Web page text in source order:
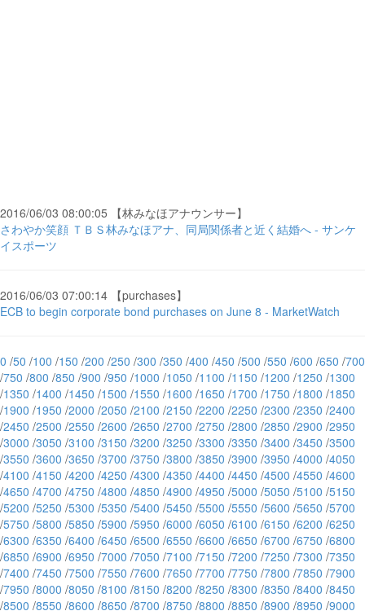
2016/06/03 08:00:05 【林みなほアナウンサー】
さわやか笑顔 ＴＢＳ林みなほアナ、同局関係者と近く結婚へ - サンケ
イスポーツ
2016/06/03 07:00:14 【purchases】
ECB to begin corporate bond purchases on June 8 - MarketWatch
0 /50 /100 /150 /200 /250 /300 /350 /400 /450 /500 /550 /600 /650 /700
/750 /800 /850 /900 /950 /1000 /1050 /1100 /1150 /1200 /1250 /1300
/1350 /1400 /1450 /1500 /1550 /1600 /1650 /1700 /1750 /1800 /1850
/1900 /1950 /2000 /2050 /2100 /2150 /2200 /2250 /2300 /2350 /2400
/2450 /2500 /2550 /2600 /2650 /2700 /2750 /2800 /2850 /2900 /2950
/3000 /3050 /3100 /3150 /3200 /3250 /3300 /3350 /3400 /3450 /3500
/3550 /3600 /3650 /3700 /3750 /3800 /3850 /3900 /3950 /4000 /4050
/4100 /4150 /4200 /4250 /4300 /4350 /4400 /4450 /4500 /4550 /4600
/4650 /4700 /4750 /4800 /4850 /4900 /4950 /5000 /5050 /5100 /5150
/5200 /5250 /5300 /5350 /5400 /5450 /5500 /5550 /5600 /5650 /5700
/5750 /5800 /5850 /5900 /5950 /6000 /6050 /6100 /6150 /6200 /6250
/6300 /6350 /6400 /6450 /6500 /6550 /6600 /6650 /6700 /6750 /6800
/6850 /6900 /6950 /7000 /7050 /7100 /7150 /7200 /7250 /7300 /7350
/7400 /7450 /7500 /7550 /7600 /7650 /7700 /7750 /7800 /7850 /7900
/7950 /8000 /8050 /8100 /8150 /8200 /8250 /8300 /8350 /8400 /8450
/8500 /8550 /8600 /8650 /8700 /8750 /8800 /8850 /8900 /8950 /9000